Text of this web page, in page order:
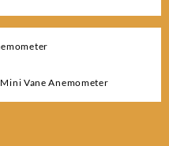
Vane Anemometer